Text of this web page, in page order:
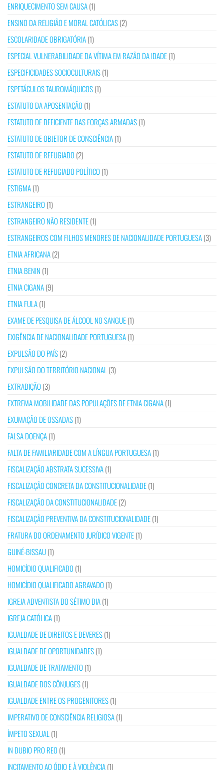
ENRIQUECIMENTO SEM CAUSA(1)
ENSINO DA RELIGIÃO E MORAL CATÓLICAS(2)
ESCOLARIDADE OBRIGATÓRIA(1)
ESPECIAL VULNERABILIDADE DA VÍTIMA EM RAZÃO DA IDADE(1)
ESPECIFICIDADES SOCIOCULTURAIS(1)
ESPETÁCULOS TAUROMÁQUICOS(1)
ESTATUTO DA APOSENTAÇÃO (1)
ESTATUTO DE DEFICIENTE DAS FORÇAS ARMADAS(1)
ESTATUTO DE OBJETOR DE CONSCIÊNCIA(1)
ESTATUTO DE REFUGIADO (2)
ESTATUTO DE REFUGIADO POLÍTICO (1)
ESTIGMA(1)
ESTRANGEIRO (1)
ESTRANGEIRO NÃO RESIDENTE(1)
ESTRANGEIROS COM FILHOS MENORES DE NACIONALIDADE PORTUGUESA(3)
ETNIA AFRICANA(2)
ETNIA BENIN (1)
ETNIA CIGANA(9)
ETNIA FULA(1)
EXAME DE PESQUISA DE ÁLCOOL NO SANGUE(1)
EXIGÊNCIA DE NACIONALIDADE PORTUGUESA(1)
EXPULSÃO DO PAÍS(2)
EXPULSÃO DO TERRITÓRIO NACIONAL (3)
EXTRADIÇÃO (3)
EXTREMA MOBILIDADE DAS POPULAÇÕES DE ETNIA CIGANA(1)
EXUMAÇÃO DE OSSADAS(1)
FALSA DOENÇA(1)
FALTA DE FAMILIARIDADE COM A LÍNGUA PORTUGUESA(1)
FISCALIZAÇÃO ABSTRATA SUCESSIVA(1)
FISCALIZAÇÃO CONCRETA DA CONSTITUCIONALIDADE(1)
FISCALIZAÇÃO DA CONSTITUCIONALIDADE(2)
FISCALIZAÇÃO PREVENTIVA DA CONSTITUCIONALIDADE(1)
FRATURA DO ORDENAMENTO JURÍDICO VIGENTE(1)
GUINÉ-BISSAU(1)
HOMICÍDIO QUALIFICADO (1)
HOMICÍDIO QUALIFICADO AGRAVADO (1)
IGREJA ADVENTISTA DO SÉTIMO DIA(1)
IGREJA CATÓLICA(1)
IGUALDADE DE DIREITOS E DEVERES(1)
IGUALDADE DE OPORTUNIDADES(1)
IGUALDADE DE TRATAMENTO (1)
IGUALDADE DOS CÔNJUGES(1)
IGUALDADE ENTRE OS PROGENITORES(1)
IMPERATIVO DE CONSCIÊNCIA RELIGIOSA(1)
ÍMPETO SEXUAL (1)
IN DUBIO PRO REO (1)
INCITAMENTO AO ÓDIO E À VIOLÊNCIA(1)